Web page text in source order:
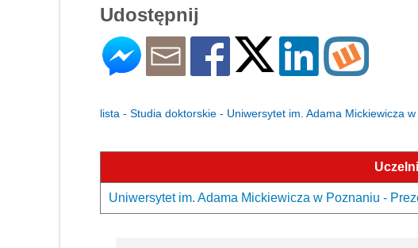
Udostępnij
lista - Studia doktorskie - Uniwersytet im. Adama Mickiewicza
Uniwersytet im. Adama Mickiewicza w Poznaniu -